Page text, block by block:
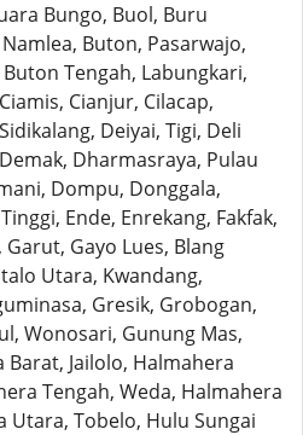
Bungo, Buol, Buru
Buton, Pasarwajo,
Tengah, Labungkari,
Cianjur, Cilacap,
Deiyai, Tigi, Deli
Dharmasraya, Pulau
Dompu, Donggala,
Ende, Enrekang, Fakfak,
Gayo Lues, Blang
Utara, Kwandang,
Gresik, Grobogan,
Wonosari, Gunung Mas,
Jailolo, Halmahera
Tengah, Weda, Halmahera
Utara, Tobelo, Hulu Sungai